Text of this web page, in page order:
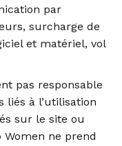
par
surcharge de
et matériel, vol
pas responsable
liés à l’utilisation
sur le site ou
ne prend